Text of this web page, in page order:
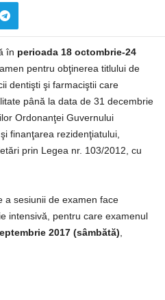
în perioada 18 octombrie-24
pentru obţinerea titlului de
dentişti şi farmaciştii care
până la data de 31 decembrie
Ordonanţei Guvernului
finanţarea rezidenţiatului,
prin Legea nr. 103/2012, cu
a sesiunii de examen face
intensivă, pentru care examenul
2017 (sâmbătă)